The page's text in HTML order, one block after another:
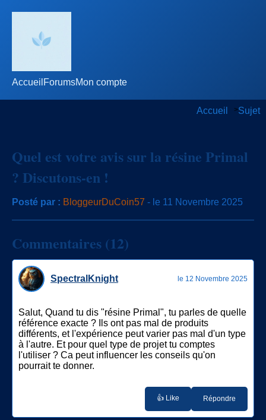
Accueil ForumsMon compte
Accueil >Sujet
Quel est votre avis sur la résine Primal
? Discutons-en !
Posté par : BloggeurDuCoin57 - le 11 Novembre 2025
Commentaires (12)
SpectralKnight le 12 Novembre 2025
Salut, Quand tu dis "résine Primal", tu parles de quelle
référence exacte ? Ils ont pas mal de produits
différents, et l'expérience peut varier pas mal d'un type
à l'autre. Et pour quel type de projet tu comptes
l'utiliser ? Ca peut influencer les conseils qu'on
pourrait te donner.
👍 Like Répondre